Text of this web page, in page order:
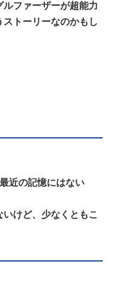
ファーザーが超能力
トーリーなのかもし
近の記憶にはない
けど、少なくともこ